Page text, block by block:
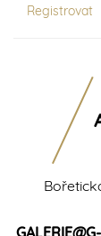
Registrovat